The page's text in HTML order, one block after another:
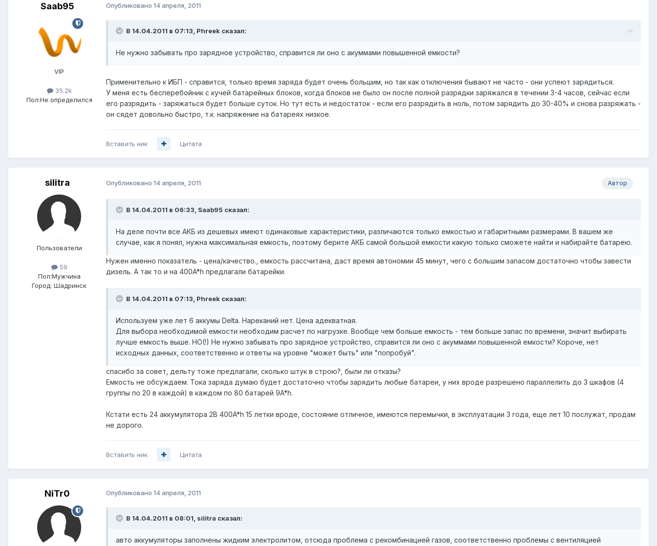
Saab95
VIP
35.2k
Пол:Не определился
Опубликовано 14 апреля, 2011
В 14.04.2011 в 07:13, Phreek сказал:
Не нужно забывать про зарядное устройство, справится ли оно с акуммами повышенной емкости?
Применительно к ИБП - справится, только время заряда будет очень большим, но так как отключения бывают не часто - они успеют зарядиться.
У меня есть бесперебойник с кучей батарейных блоков, когда блоков не было он после полной разрядки заряжался в течении 3-4 часов, сейчас если
его разрядить - заряжаться будет больше суток. Но тут есть и недостаток - если его разрядить в ноль, потом зарядить до 30-40% и снова разряжать -
он сядет довольно быстро, т.к. напряжение на батареях низкое.
Вставить ник Цитата
silitra
Пользователи
59
Пол:Мужчина
Город: Шадринск
Автор
Опубликовано 14 апреля, 2011
В 14.04.2011 в 06:33, Saab95 сказал:
На деле почти все АКБ из дешевых имеют одинаковые характеристики, различаются только емкостью и габаритными размерами. В вашем же
случае, как я понял, нужна максимальная емкость, поэтому берите АКБ самой большой емкости какую только сможете найти и набирайте батарею.
Нужен именно показатель - цена/качество., емкость рассчитана, даст время автономии 45 минут, чего с большим запасом достаточно чтобы завести
дизель. А так то и на 400A*h предлагали батарейки.
В 14.04.2011 в 07:13, Phreek сказал:
Используем уже лет 6 аккумы Delta. Нареканий нет. Цена адекватная.
Для выбора необходимой емкости необходим расчет по нагрузке. Вообще чем больше емкость - тем больше запас по времени, значит выбирать
лучше емкость выше. НО(!) Не нужно забывать про зарядное устройство, справится ли оно с акуммами повышенной емкости? Короче, нет
исходных данных, соответственно и ответы на уровне "может быть" или "попробуй".
спасибо за совет, дельту тоже предлагали, сколько штук в строю?, были ли отказы?
Емкость не обсуждаем. Тока заряда думаю будет достаточно чтобы зарядить любые батареи, у них вроде разрешено параллелить до 3 шкафов (4
группы по 20 в каждой) в каждом по 80 батарей 9A*h.
Кстати есть 24 аккумулятора 2В 400A*h 15 летки вроде, состояние отличное, имеются перемычки, в эксплуатации 3 года, еще лет 10 послужат, продам
не дорого.
Вставить ник Цитата
NiTr0 Опубликовано 14 апреля, 2011
В 14.04.2011 в 08:01, silitra сказал:
авто аккумуляторы заполнены жидким электролитом, отсюда проблема с рекомбинацией газов, соответственно проблемы с вентиляцией